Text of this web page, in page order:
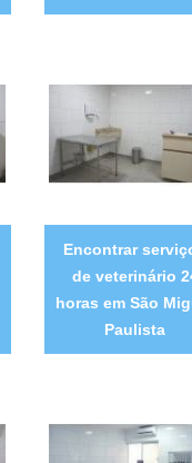
Encontrar
de veterinário
horas em São
Paulista